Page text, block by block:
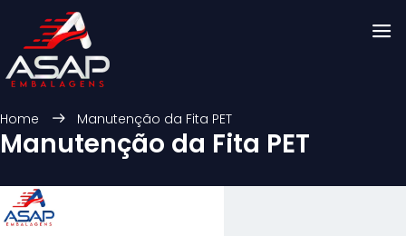
Home Manutenção da Fita PET
Manutenção da Fita PET